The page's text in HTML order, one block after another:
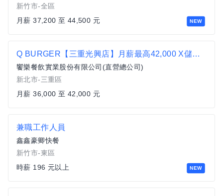
NEW
新竹市-全區
月薪 37,200 至 44,500 元
Q BURGER【三重光興店】月薪最高42,000 X儲備幹部一頭班X 歡迎轉職、新鮮人加入
饗樂餐飲實業股份有限公司(直營總公司)
新北市-三重區
月薪 36,000 至 42,000 元
NEW
兼職工作人員
鑫鑫豪卿快餐
新竹市-東區
時薪 196 元以上